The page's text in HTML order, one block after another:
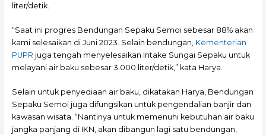
liter/detik.
“Saat ini progres Bendungan Sepaku Semoi sebesar 88% akan
kami selesaikan di Juni 2023. Selain bendungan, Kementerian
PUPR juga tengah menyelesaikan Intake Sungai Sepaku untuk
melayani air baku sebesar 3.000 liter/detik,” kata Harya.
Selain untuk penyediaan air baku, dikatakan Harya, Bendungan
Sepaku Semoi juga difungsikan untuk pengendalian banjir dan
kawasan wisata. “Nantinya untuk memenuhi kebutuhan air baku
jangka panjang di IKN, akan dibangun lagi satu bendungan,